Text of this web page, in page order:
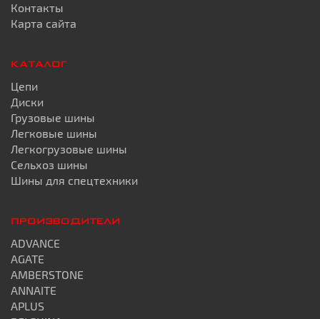
Контакты
Карта сайта
КАТАЛОГ
Цепи
Диски
Грузовые шины
Легковые шины
Легкогрузовые шины
Сельхоз шины
Шины для спецтехники
ПРОИЗВОДИТЕЛИ
ADVANCE
AGATE
AMBERSTONE
ANNAITE
APLUS